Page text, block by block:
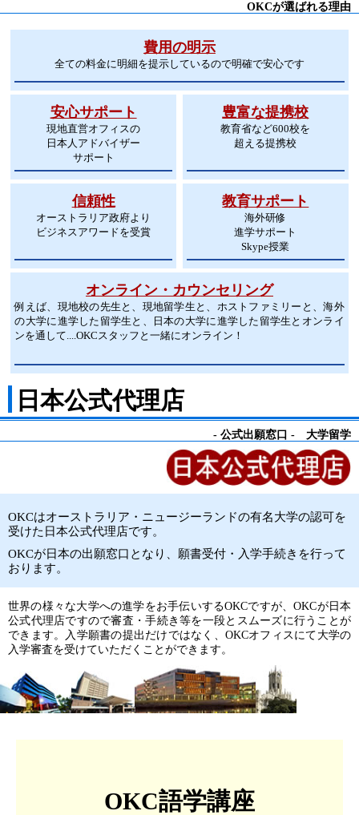
OKCが選ばれる理由
費用の明示
全ての料金に明細を提示しているので明確で安心です
安心サポート
現地直営オフィスの
日本人アドバイザー
サポート
豊富な提携校
教育省など600校を
超える提携校
信頼性
オーストラリア政府より
ビジネスアワードを受賞
教育サポート
海外研修
進学サポート
Skype授業
オンライン・カウンセリング
例えば、現地校の先生と、現地留学生と、ホストファミリーと、海外
の大学に進学した留学生と、日本の大学に進学した留学生とオンライ
ンを通して....OKCスタッフと一緒にオンライン！
日本公式代理店
- 公式出願窓口 - 大学留学
OKCはオーストラリア・ニュージーランドの有名大学の認可を
受けた日本公式代理店です。
OKCが日本の出願窓口となり、願書受付・入学手続きを行って
おります。
世界の様々な大学への進学をお手伝いするOKCですが、OKCが日本
公式代理店ですので審査・手続き等を一段とスムーズに行うことが
できます。入学願書の提出だけではなく、OKCオフィスにて大学の
入学審査を受けていただくことができます。
OKC語学講座